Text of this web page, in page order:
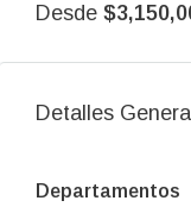
Desde
Detalles
Departamentos